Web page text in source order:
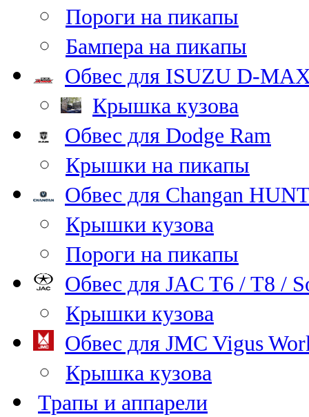
Пороги на пикапы
Бампера на пикапы
Обвес для ISUZU D-
Крышка кузова
Обвес для Dodge Ram
Крышки на пикапы
Обвес для Changan
Крышки кузова
Пороги на пикапы
Обвес для JAC T6 / T8 /
Крышки кузова
Обвес для JMC Vigus
Крышка кузова
Трапы и аппарели